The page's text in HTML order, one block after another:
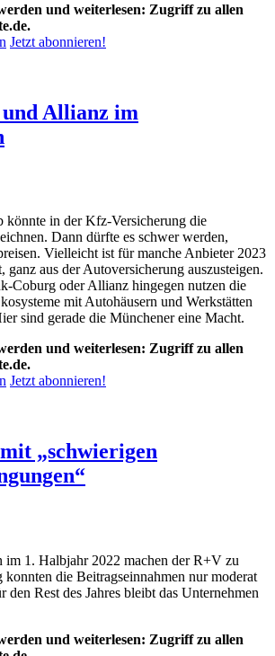
und weiterlesen: Zugriff zu allen
Jetzt abonnieren!
Allianz im
könnte in der Kfz-Versicherung die
Dann dürfte es schwer werden,
Vielleicht ist für manche Anbieter 2023
aus der Autoversicherung auszusteigen.
Coburg oder Allianz hingegen nutzen die
mit Autohäusern und Werkstätten
sind gerade die Münchener eine Macht.
und weiterlesen: Zugriff zu allen
Jetzt abonnieren!
„schwierigen
im 1. Halbjahr 2022 machen der R+V zu
die Beitragseinnahmen nur moderat
den Rest des Jahres bleibt das Unternehmen
und weiterlesen: Zugriff zu allen